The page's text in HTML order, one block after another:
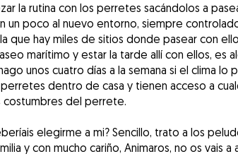
la rutina con los perretes sacándolos a
un poco al nuevo entorno, siempre
que hay miles de sitios donde pasear con
marítimo y estar la tarde allí con ellos, es
unos cuatro días a la semana si el clima lo
dentro de casa y tienen acceso a
costumbres del perrete.
elegirme a mi? Sencillo, trato a los
y con mucho cariño, Animaros, no os vais a